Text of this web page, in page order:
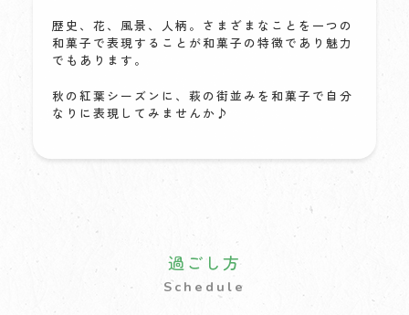
歴史、花、風景、人柄。さまざまなことを一つの
和菓子で表現することが和菓子の特徴であり魅力
でもあります。
秋の紅葉シーズンに、萩の街並みを和菓子で自分
なりに表現してみませんか♪
過ごし方
Schedule